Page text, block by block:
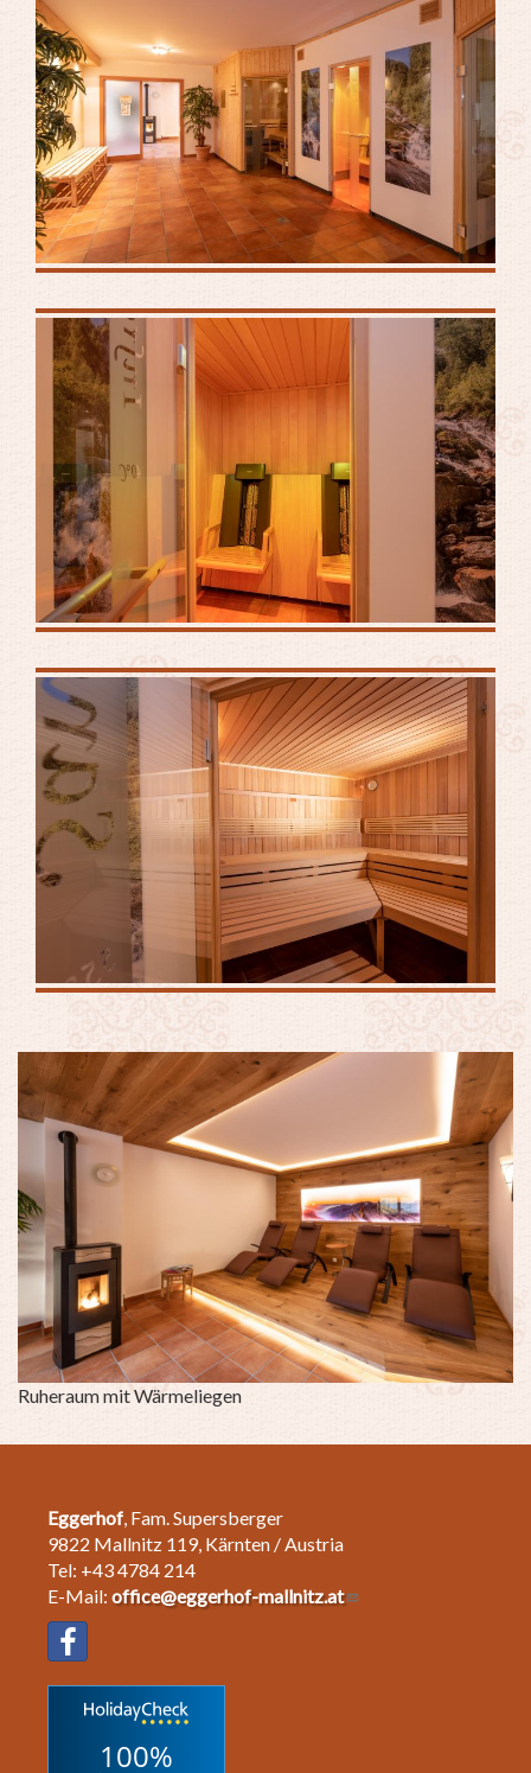
Ruheraum mit Wärmeliegen
Eggerhof, Fam. Supersberger
9822 Mallnitz 119, Kärnten / Austria
Tel: +43 4784 214
E-Mail: office@eggerhof-mallnitz.at
100%